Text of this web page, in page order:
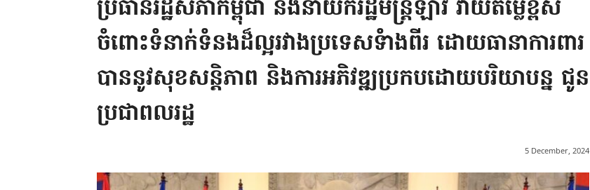
ប្រធានរដ្ឋសភាកម្ពុជា និងនាយករដ្ឋមន្រ្តីឡាវ វាយតម្លៃខ្ពស់
ចំពោះទំនាក់ទំនងដ៏ល្អរវាងប្រទេសទំាងពីរ ដោយធានាការពារ
បាននូវសុខសន្តិភាព និងការអភិវឌ្ឍប្រកបដោយបរិយាបន្ន ជូន
ប្រជាពលរដ្ឋ
5 December, 2024